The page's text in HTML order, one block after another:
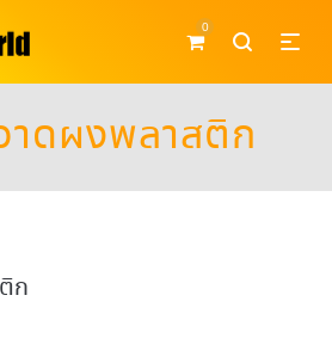
0
าดผงพลาสติก
ก